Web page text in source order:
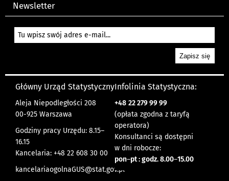
Newsletter
Główny Urząd Statystyczny
Aleja Niepodległości 208
00-925 Warszawa
Godziny pracy Urzędu: 8.15–
16.15
Kancelaria: +48 22 608 30 00
kancelariaogolnaGUS@stat.gov.pl
Infolinia Statystyczna:
+48 22 279 99 99
(opłata zgodna z taryfą
operatora)
Konsultanci są dostępni
w dni robocze:
pon–pt : godz. 8.00–15.00